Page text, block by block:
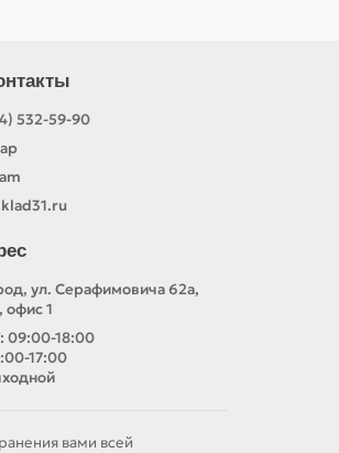
532-59-90
ул. Серафимовича 62а,
офис 1
09:00-18:00
17:00
вами всей